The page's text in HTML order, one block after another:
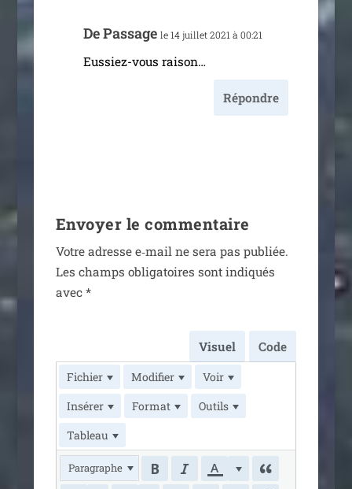
De Passage le 14 juillet 2021 à 00:21
Eussiez-vous rai­son…
Répondre
Envoyer le commentaire
Votre adresse e‑mail ne sera pas publiée.
Les champs obli­ga­toires sont indi­qués
avec *
Visuel Code
Fichier Modifier
Voir
Insérer
Format
Outils
Tableau
Paragraphe